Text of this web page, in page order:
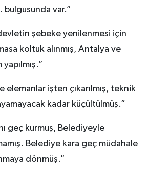
var.”
şebeke yenilenmesi için
koltuk alınmış, Antalya ve
yapılmış.”
elemanlar işten çıkarılmış, teknik
kadar küçültülmüş.”
geç kurmuş, Belediyeyle
Belediye kara geç müdahale
dönmüş.”